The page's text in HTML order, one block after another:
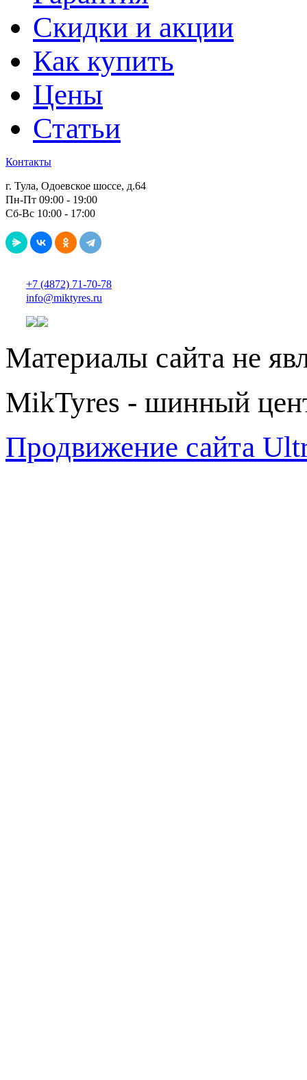
Скидки и акции
Как купить
Цены
Статьи
Контакты
г. Тула, Одоевское шоссе, д.64
Пн-Пт 09:00 - 19:00
Сб-Вс 10:00 - 17:00
+7 (4872) 71-70-78
info@miktyres.ru
Материалы сайта не
MikTyres - шинный
Продвижение сайта